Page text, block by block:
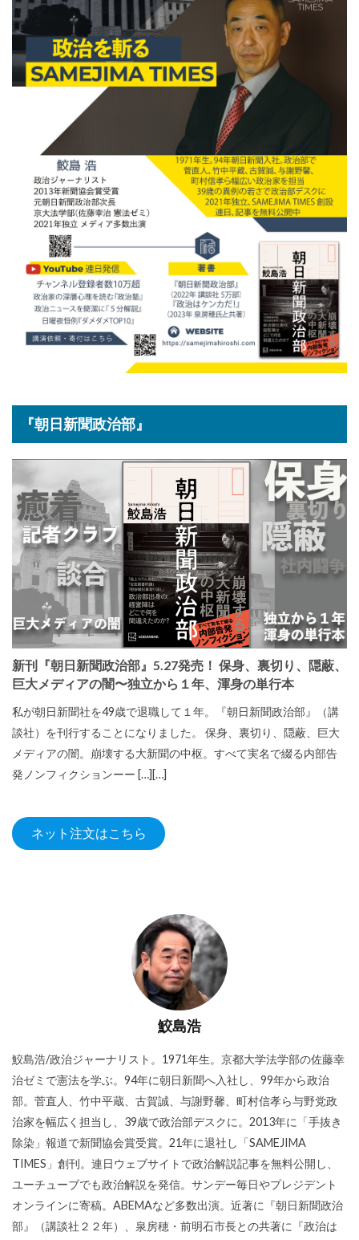
『朝日新聞政治部』
新刊『朝日新聞政治部』5.27発売！ 保身、裏切り、隠蔽、
巨大メディアの闇〜独立から１年、渾身の単行本
私が朝日新聞社を49歳で退職して１年。『朝日新聞政治部』（講
談社）を刊行することになりました。 保身、裏切り、隠蔽、巨大
メディアの闇。崩壊する大新聞の中枢。すべて実名で綴る内部告
発ノンフィクションーー […][…]
ネット注文はこちら
鮫島浩
鮫島浩/政治ジャーナリスト。1971年生。京都大学法学部の佐藤幸
治ゼミで憲法を学ぶ。94年に朝日新聞へ入社し、99年から政治
部。菅直人、竹中平蔵、古賀誠、与謝野馨、町村信孝ら与野党政
治家を幅広く担当し、39歳で政治部デスクに。2013年に「手抜き
除染」報道で新聞協会賞受賞。21年に退社し「SAMEJIMA
TIMES」創刊。連日ウェブサイトで政治解説記事を無料公開し、
ユーチューブでも政治解説を発信。サンデー毎日やプレジデント
オンラインに寄稿。ABEMAなど多数出演。近著に『朝日新聞政治
部』（講談社２２年）、泉房穂・前明石市長との共著に『政治は